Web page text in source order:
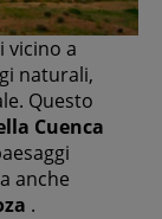
vicino a
naturali,
Questo
Cuenca
anche
.